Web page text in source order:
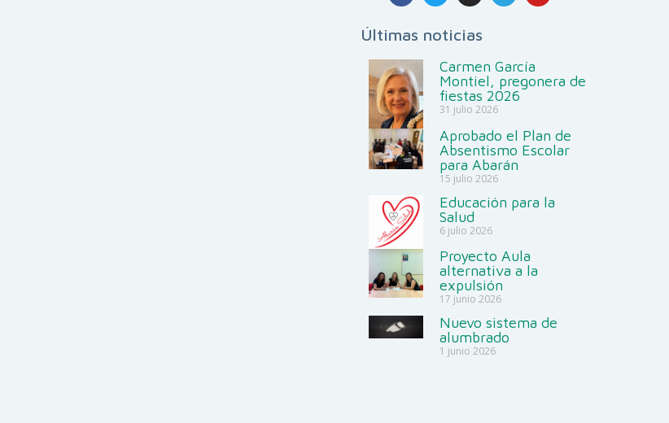
Últimas noticias
Carmen García
Montiel, pregonera de
fiestas 2026
31 julio 2026
Aprobado el Plan de
Absentismo Escolar
para Abarán
15 julio 2026
Educación para la
Salud
6 julio 2026
Proyecto Aula
alternativa a la
expulsión
17 junio 2026
Nuevo sistema de
alumbrado
1 junio 2026